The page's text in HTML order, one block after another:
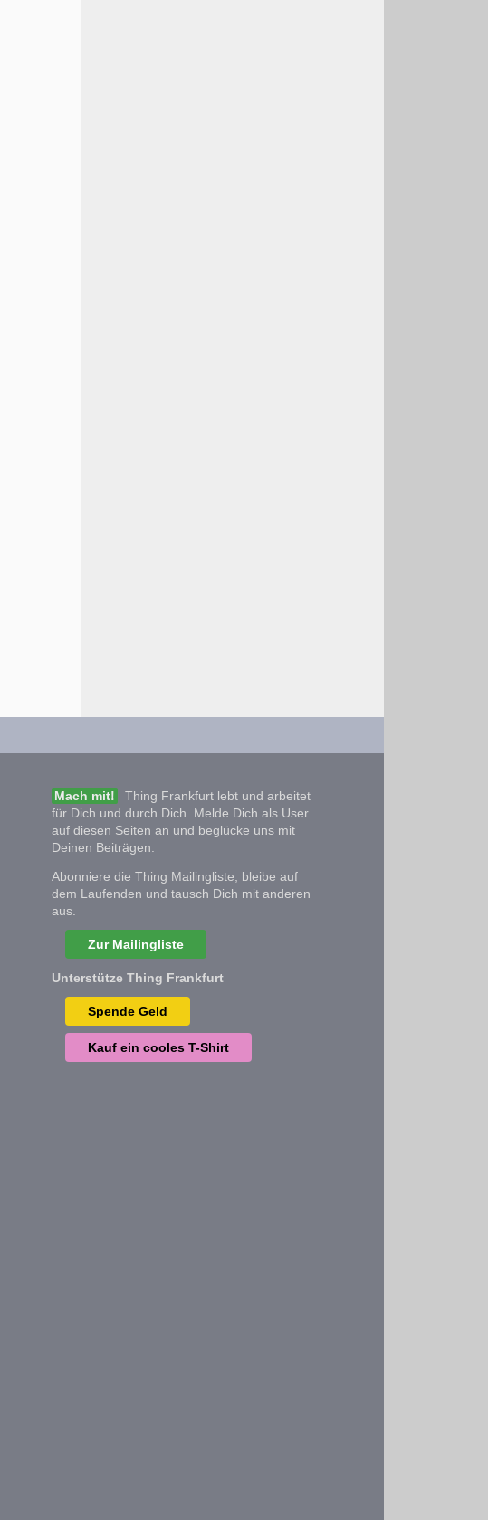
Mach mit!
Thing Frankfurt lebt und arbeitet
für Dich und durch Dich. Melde Dich als User
auf diesen Seiten an und beglücke uns mit
Deinen Beiträgen.
Abonniere die Thing Mailingliste, bleibe auf
dem Laufenden und tausch Dich mit anderen
aus.
Zur Mailingliste
Unterstütze Thing Frankfurt
Spende Geld
Kauf ein cooles T-Shirt